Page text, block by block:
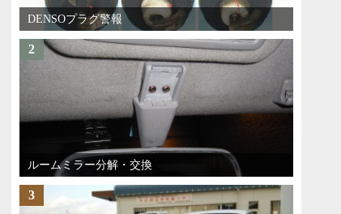
DENSOプラグ警報
2
ルームミラー分解・交換
3